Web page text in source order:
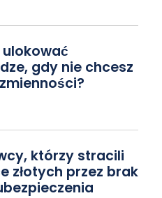
ulokować
gdy nie chcesz
którzy stracili
złotych przez brak